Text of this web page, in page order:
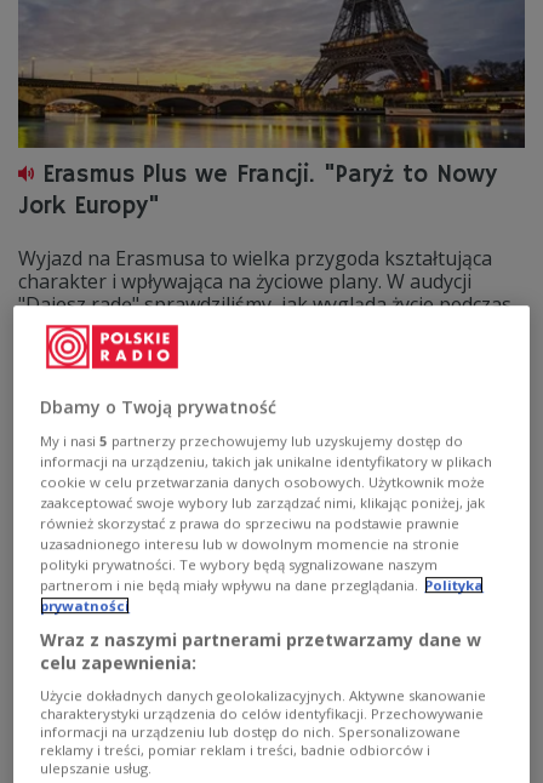
Erasmus Plus we Francji. "Paryż to Nowy
Jork Europy"
Wyjazd na Erasmusa to wielka przygoda kształtująca
charakter i wpływająca na życiowe plany. W audycji
"Dajesz radę" sprawdziliśmy, jak wygląda życie podczas
wymiany studenckiej w Paryżu.
Zobacz więcej na temat:
Język polski. Jak uczą się go
cudzoziemcy?
"Stół z powyłamywanymi nogami" czy "w czasie suszy
Dbamy o Twoją prywatność
My i nasi5 partnerzy przechowujemy lub uzyskujemy dostęp do
informacji na urządzeniu, takich jak unikalne identyfikatory w plikach
cookie w celu przetwarzania danych osobowych. Użytkownik może
zaakceptować swoje wybory lub zarządzać nimi, klikając poniżej, jak
również skorzystać z prawa do sprzeciwu na podstawie prawnie
uzasadnionego interesu lub w dowolnym momencie na stronie
polityki prywatności. Te wybory będą sygnalizowane naszym
partnerom i nie będą miały wpływu na dane przeglądania. Polityka
prywatności
Wraz z naszymi partnerami przetwarzamy dane w
celu zapewnienia:
Użycie dokładnych danych geolokalizacyjnych. Aktywne skanowanie
charakterystyki urządzenia do celów identyfikacji. Przechowywanie
informacji na urządzeniu lub dostęp do nich. Spersonalizowane
reklamy i treści, pomiar reklam i treści, badnie odbiorców i
ulepszanie usług.